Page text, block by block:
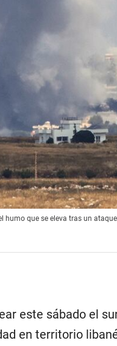
que se eleva tras un
este sábado el
en territorio